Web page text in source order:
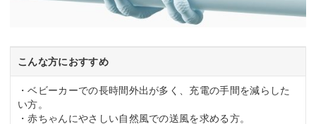
こんな方におすすめ
・ベビーカーでの長時間外出が多く、充電の手間を減らした
い方。
・赤ちゃんにやさしい自然風での送風を求める方。